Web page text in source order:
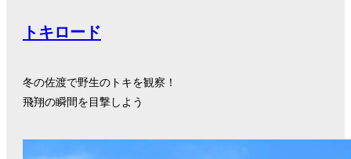
トキロード
冬の佐渡で野生のトキを観察！
飛翔の瞬間を目撃しよう